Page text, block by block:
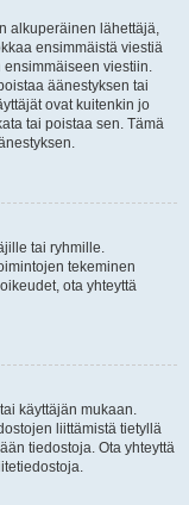
alkuperäinen lähettäjä,
ensimmäistä viestiä
ensimmäiseen viestiin.
äänestyksen tai
ovat kuitenkin jo
tai poistaa sen. Tämä
tai ryhmille.
tekeminen
ota yhteyttä
käyttäjän mukaan.
liittämistä tietyllä
tiedostoja. Ota yhteyttä